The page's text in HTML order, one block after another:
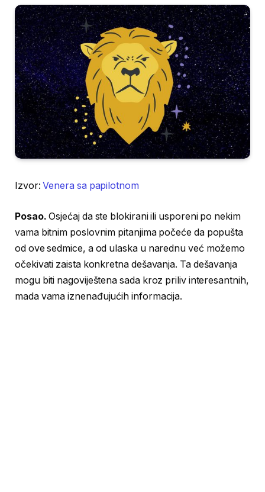
Izvor:Venera sa papilotnom
Posao. Osjećaj da ste blokirani ili usporeni po nekim
vama bitnim poslovnim pitanjima počeće da popušta
od ove sedmice, a od ulaska u narednu već možemo
očekivati zaista konkretna dešavanja. Ta dešavanja
mogu biti nagoviještena sada kroz priliv interesantnih,
mada vama iznenađujućih informacija.